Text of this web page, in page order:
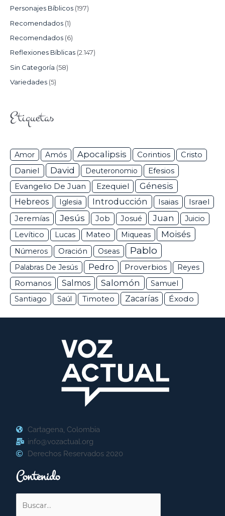
Personajes Bíblicos (197)
Recomendados (1)
Recomendados (6)
Reflexiones Bíblicas (2.147)
Sin Categoría (58)
Variedades (5)
Etiquetas
Amor Amós Apocalipsis Corintios Cristo
Daniel David Deuteronomio Efesios
Evangelio De Juan Ezequiel
Génesis
Hebreos
Iglesia Introducción Isaias Israel
Jeremías Jesús Job Josué Juan
Juicio
Levítico
Lucas Mateo Miqueas Moisés
Números Oración Oseas Pablo
Palabras De Jesús Pedro Proverbios Reyes
Romanos Salmos Salomón
Samuel
Santiago
Saúl Timoteo Zacarías Éxodo
Cartagena, Colombia
info@vozactual.org
Derechos Reservados 2020
Contenido
por: